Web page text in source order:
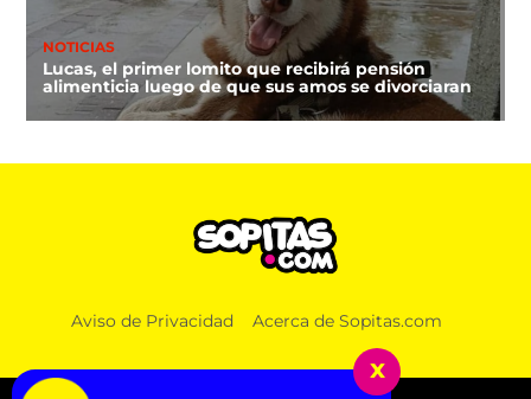
NOTICIAS
Lucas, el primer lomito que recibirá pensión
alimenticia luego de que sus amos se divorciaran
Aviso de Privacidad Acerca de Sopitas.com
x